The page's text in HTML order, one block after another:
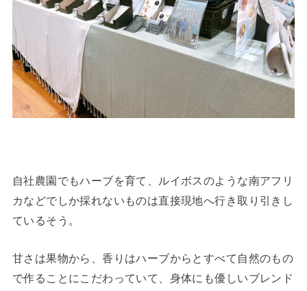
自社農園でもハーブを育て、ルイボスのような南アフリ
カなどでしか採れないものは直接現地へ行き取り引きし
ているそう。
甘さは果物から、香りはハーブからとすべて自然のもの
で作ることにこだわっていて、身体にも優しいブレンド